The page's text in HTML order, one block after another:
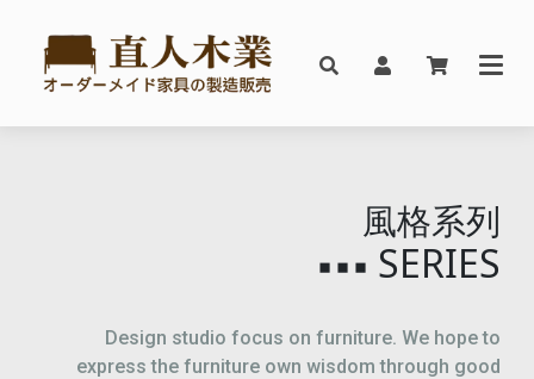
風格系列
▪▪▪ SERIES
Design studio focus on furniture. We hope to
express the furniture own wisdom through good